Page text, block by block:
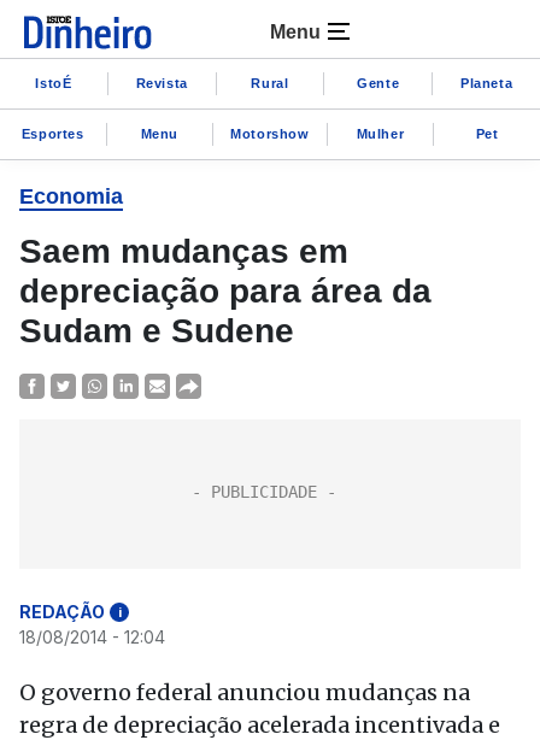
Menu
IstoÉ Revista Rural Gente Planeta
Esportes Menu Motorshow Mulher Pet
Economia
Saem mudanças em
depreciação para área da
Sudam e Sudene
REDAÇÃO i
18/08/2014 - 12:04
O governo federal anunciou mudanças na
regra de depreciação acelerada incentivada e